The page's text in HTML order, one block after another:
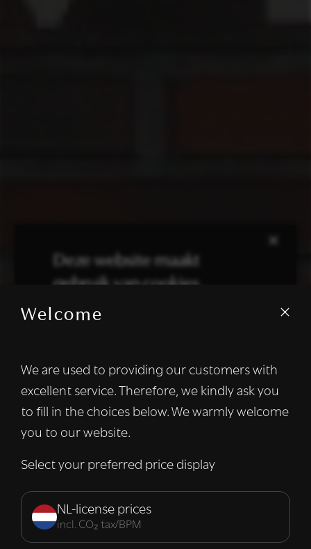
Welcome
We are used to providing our customers with
excellent service. Therefore, we kindly ask you
to fill in the choices below. We warmly welcome
you to our website.
Select your preferred price display
NL-license prices
incl. CO₂ tax/BPM
×
Deze website maakt
gebruik van cookies.
We gebruiken cookies om inhoud en
informatie over uw gebruik van onze site
met onze advertentie- en analysepartners,
die deze kunnen combineren met andere
informatie die u aan hen heeft verstrekt of
van hun diensten. Lees verder
Strikt
noodzakelijk
Prestatie Targeting